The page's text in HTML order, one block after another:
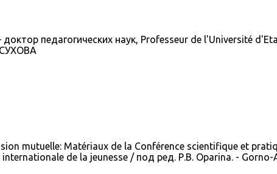
педагогических наук, Professeur de l'Université
mutuelle: Matériaux de la Conférence scientifique et
de la jeunesse / под ред. Р.В. Oparina. -